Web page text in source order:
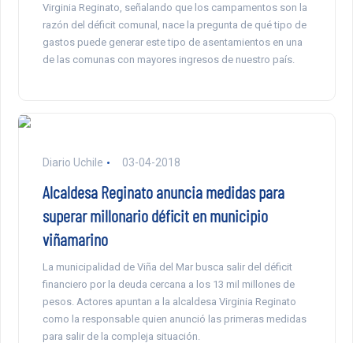
Virginia Reginato, señalando que los campamentos son la
razón del déficit comunal, nace la pregunta de qué tipo de
gastos puede generar este tipo de asentamientos en una
de las comunas con mayores ingresos de nuestro país.
Diario Uchile 03-04-2018
Alcaldesa Reginato anuncia medidas para
superar millonario déficit en municipio
viñamarino
La municipalidad de Viña del Mar busca salir del déficit
financiero por la deuda cercana a los 13 mil millones de
pesos. Actores apuntan a la alcaldesa Virginia Reginato
como la responsable quien anunció las primeras medidas
para salir de la compleja situación.